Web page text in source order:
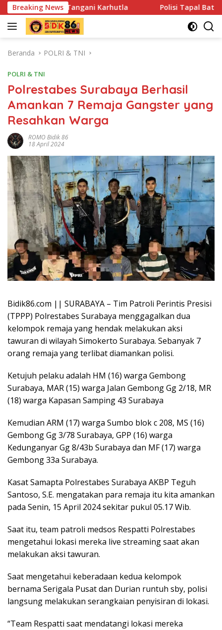
Langsung
ke
konten
Breaking News
Karhutla Polisi Tapal Batas dan Pedalaman
Beranda POLRI & TNI
POLRI & TNI
Polrestabes Surabaya Berhasil
Amankan 7 Remaja Gangster yang
Resahkan Warga
ROMO Bidik 86
18 April 2024
Bidik86.com || SURABAYA – Tim Patroli Perintis Presisi
(TPPP) Polrestabes Surabaya menggagalkan dua
kelompok remaja yang hendak melakukan aksi
tawuran di wilayah Simokerto Surabaya. Sebanyak 7
orang remaja yang terlibat diamankan polisi.
Ketujuh pelaku adalah HM (16) warga Gembong
Surabaya, MAR (15) warga Jalan Gembong Gg 2/18, MR
(18) warga Kapasan Samping 43 Surabaya
Kemudian ARM (17) warga Sumbo blok c 208, MS (16)
Gembong Gg 3/78 Surabaya, GPP (16) warga
Kedunganyar Gg 8/43b Surabaya dan MF (17) warga
Gembong 33a Surabaya.
Kasat Samapta Polrestabes Surabaya AKBP Teguh
Santoso, S.E. mengatakan para remaja itu kita amankan
pada Senin, 15 April 2024 sekitar pukul 05.17 Wib.
Saat itu, team patroli medsos Respatti Polrestabes
mengetahui lokasi mereka live streaming saat akan
melakukan aksi tawuran.
Saat mengetahui keberadaan kedua kelompok
bernama Serigala Pusat dan Durian runtuh sby, polisi
langsung melakukan serangkaian penyisiran di lokasi.
“Team Respatti saat mendatangi lokasi mereka